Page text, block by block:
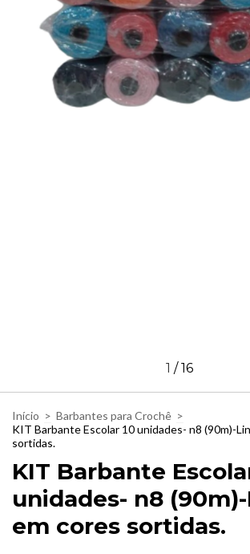
1 /16
Início > Barbantes para Crochê >
KIT Barbante Escolar 10 unidades- n8 (90m)-
sortidas.
KIT Barbante
unidades- n8
em cores sortidas.